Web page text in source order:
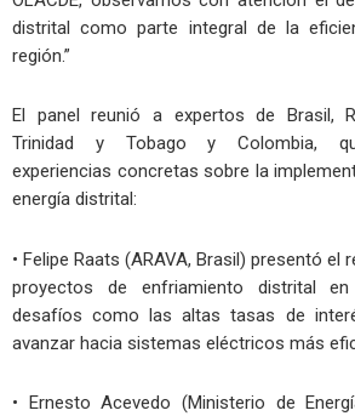
distrital como parte integral de la
región.”
El panel reunió a expertos de Brasil,
Trinidad y Tobago y Colombia,
experiencias concretas sobre la
energía distrital:
• Felipe Raats (ARAVA, Brasil) presentó el
proyectos de enfriamiento distrital
desafíos como las altas tasas de
avanzar hacia sistemas eléctricos más
• Ernesto Acevedo (Ministerio de